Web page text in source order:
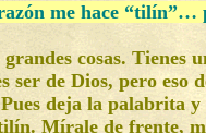
me hace “tilín”…
cosas. Tienes
ser de Dios, pero eso
deja la palabrita
Mírale de frente,